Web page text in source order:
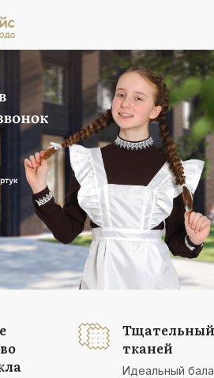
платьев
звонок
входит: платье, воротничок
фартук
Подробнее
тканей
Идеальный